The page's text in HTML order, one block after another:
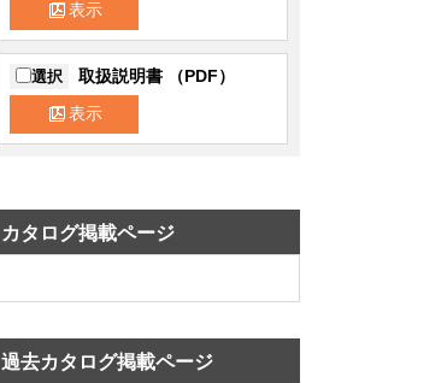
表示
選択 取扱説明書 （PDF）
表示
カタログ掲載ページ
過去カタログ掲載ページ